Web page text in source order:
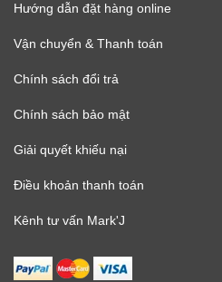
Hướng dẫn đặt hàng online
Vận chuyển & Thanh toán
Chính sách đổi trả
Chính sách bảo mật
Giải quyết khiếu nại
Điều khoản thanh toán
Kênh tư vấn Mark'J